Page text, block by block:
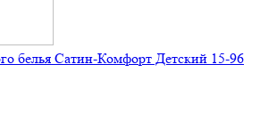
белья Сатин-Комфорт Детский 15-96